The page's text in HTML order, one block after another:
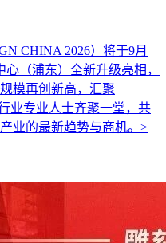
CHINA 2026）将于9月
（浦东）全新升级亮相，
模再创新高，汇聚
业专业人士齐聚一堂，共
业的最新趋势与商机。>